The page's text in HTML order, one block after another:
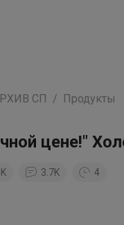
СП Продукты
цене!"
3.7K 4